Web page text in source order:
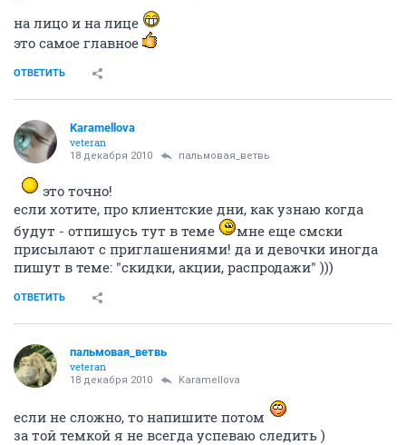
на лицо и на лице
это самое главное
ОТВЕТИТЬ
Karamellova
veteran
18 декабря 2010 пальмовая_ветвь
это точно!
если хотите, про клиентские дни, как узнаю когда
будут - отпишусь тут в теме
мне еще смски
присылают с приглашениями! да и девочки иногда
пишут в теме: "скидки, акции, распродажи" )))
ОТВЕТИТЬ
пальмовая_ветвь
veteran
18 декабря 2010 Karamellova
если не сложно, то напишите потом
за той темкой я не всегда успеваю следить )